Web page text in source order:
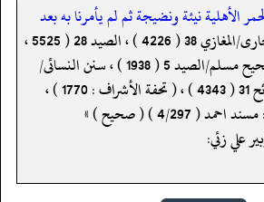
الأهلية نيئة ونضيجة ثم لم يأمرنا به بعد
«صحیح البخاری/المغازي 38 ( 4226 ) ، الصید 28 ( 5525 ،
5526 ) ، صحیح مسلم/الصید 5 ( 1938 ) ، سنن النسائی/
الصید والذبائح 31 ( 4343 ) ، ( تحفة الأشراف : 1770 ) ،
( 4/297 ) ( صحیح ) »
علي زئي: